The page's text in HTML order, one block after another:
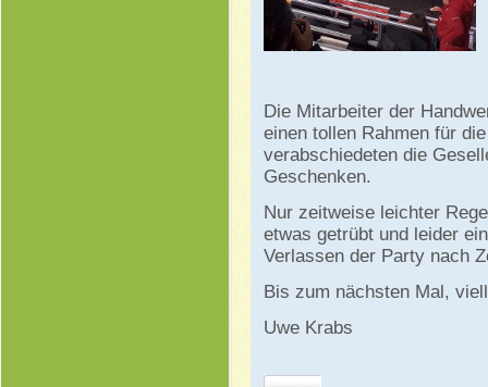
Die Mitarbeiter der
einen tollen Rahmen für
verabschiedeten die
Geschenken.
Nur zeitweise leichter
etwas getrübt und leider
Verlassen der Party nach
Bis zum nächsten Mal,
Uwe Krabs